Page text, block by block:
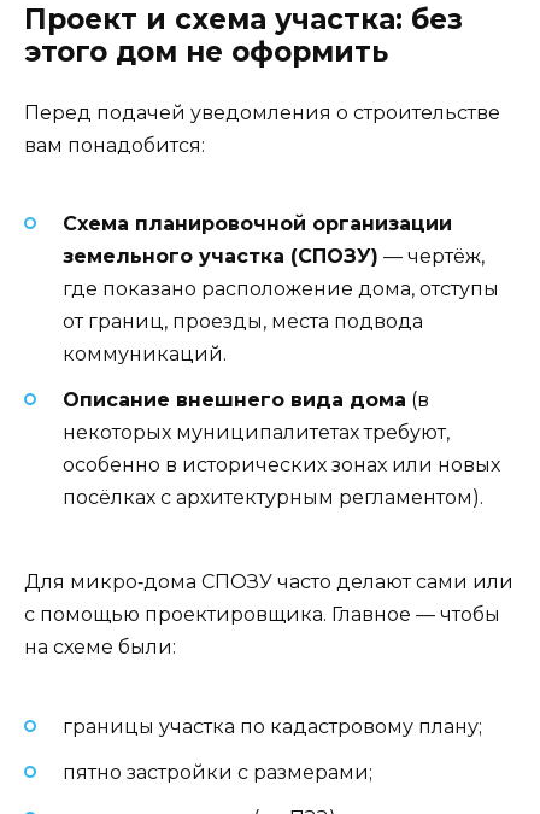
Проект и схема участка: без
этого дом не оформить
Перед подачей уведомления о строительстве
вам понадобится:
Схема планировочной организации
земельного участка (СПОЗУ) — чертёж,
где показано расположение дома, отступы
от границ, проезды, места подвода
коммуникаций.
Описание внешнего вида дома (в
некоторых муниципалитетах требуют,
особенно в исторических зонах или новых
посёлках с архитектурным регламентом).
Для микро‑дома СПОЗУ часто делают сами или
с помощью проектировщика. Главное — чтобы
на схеме были:
границы участка по кадастровому плану;
пятно застройки с размерами;